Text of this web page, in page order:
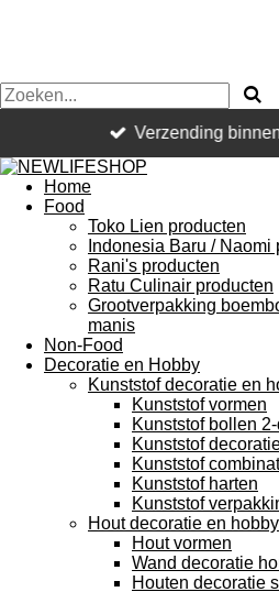
Verzending
Home
Food
Toko Lien producten
Indonesia Baru / Naomi
Rani's producten
Ratu Culinair producten
Grootverpakking
manis
Non-Food
Decoratie en Hobby
Kunststof decoratie en
Kunststof vormen
Kunststof bollen
Kunststof
Kunststof
Kunststof harten
Kunststof
Hout decoratie en hobby
Hout vormen
Wand decoratie
Houten decoratie